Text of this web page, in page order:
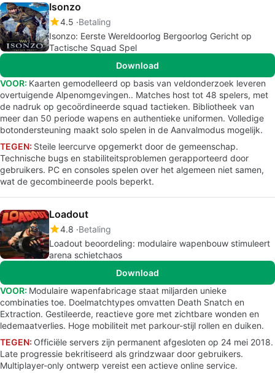
Isonzo
4.5 Betaling
Isonzo: Eerste Wereldoorlog Bergoorlog Gericht op
Tactische Squad Spel
Download
VOOR: Kaarten gemodelleerd op basis van veldonderzoek leveren
overtuigende Alpenomgevingen.. Matches host tot 48 spelers, met
de nadruk op gecoördineerde squad tactieken. Bibliotheek van
meer dan 50 periode wapens en authentieke uniformen. Volledige
botondersteuning maakt solo spelen in de Aanvalmodus mogelijk.
TEGEN: Steile leercurve opgemerkt door de gemeenschap.
Technische bugs en stabiliteitsproblemen gerapporteerd door
gebruikers. PC en consoles spelen over het algemeen niet samen,
wat de gecombineerde pools beperkt.
Loadout
4.8 Betaling
Loadout beoordeling: modulaire wapenbouw stimuleert
arena schietchaos
Download
VOOR: Modulaire wapenfabricage staat miljarden unieke
combinaties toe. Doelmatchtypes omvatten Death Snatch en
Extraction. Gestileerde, reactieve gore met zichtbare wonden en
ledemaatverlies. Hoge mobiliteit met parkour-stijl rollen en duiken.
TEGEN: Officiële servers zijn permanent afgesloten op 24 mei 2018.
Late progressie bekritiseerd als grindzwaar door gebruikers.
Multiplayer-only ontwerp vereist een actieve online service.